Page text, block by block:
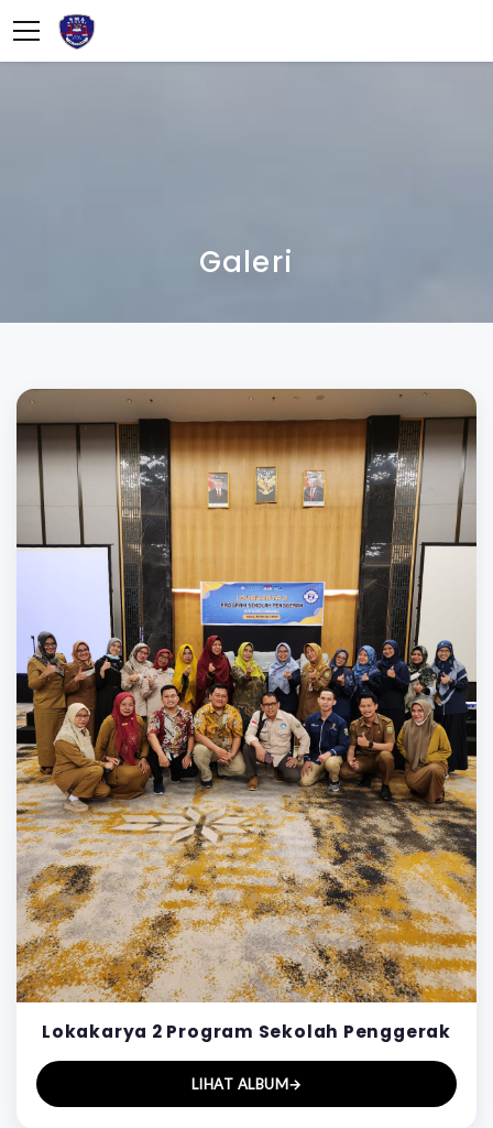
08123456789
Galeri
Lokakarya 2 Program Sekolah Penggerak
LIHAT ALBUM→